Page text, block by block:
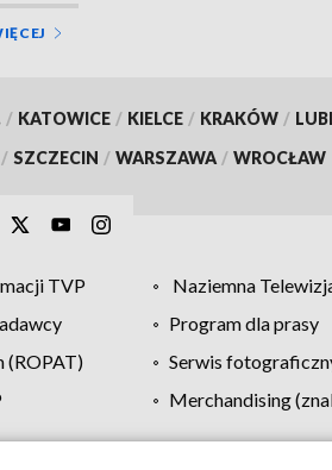
/ KATOWICE / KIELCE / KRAKÓW /
/ SZCZECIN / WARSZAWA / WROCŁAW
TVP Naziemna
Program dla prasy
(ROPAT)
Serwis
Merchandising